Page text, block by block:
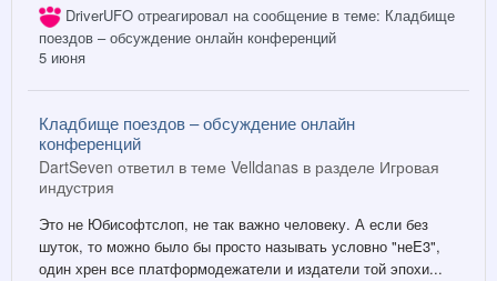
DriverUFO отреагировал на сообщение в теме: Кладбище
поездов – обсуждение онлайн конференций
5 июня
Кладбище поездов – обсуждение онлайн
конференций
DartSeven ответил в теме Velldanas в разделе Игровая
индустрия
Это не Юбисофтслоп, не так важно человеку. А если без
шуток, то можно было бы просто называть условно "неE3",
один хрен все платформодежатели и издатели той эпохи...